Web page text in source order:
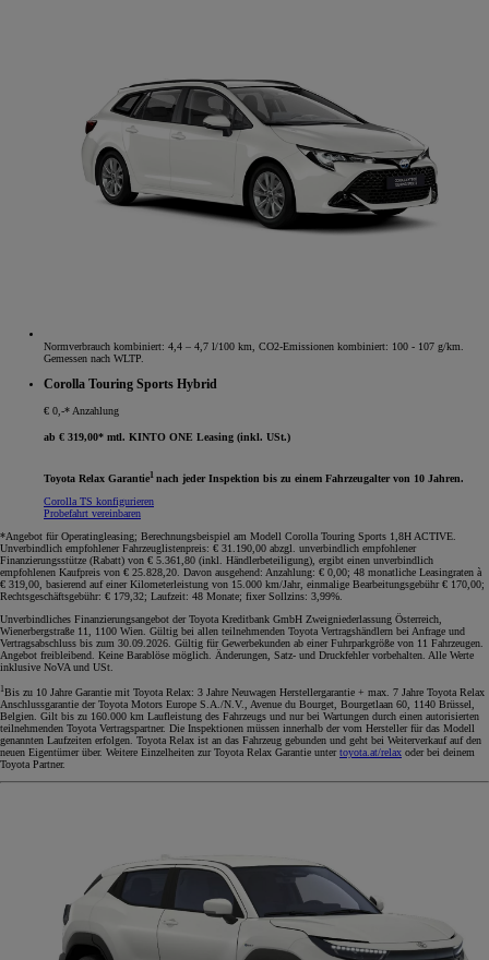
Normverbrauch kombiniert: 4,4 – 4,7 l/100 km, CO2-Emissionen kombiniert: 100 - 107 g/km.
Gemessen nach WLTP.
Corolla Touring Sports Hybrid
€ 0,-* Anzahlung
ab € 319,00* mtl. KINTO ONE Leasing (inkl. USt.)
Toyota Relax Garantie1 nach jeder Inspektion bis zu einem Fahrzeugalter von 10 Jahren.
Corolla TS konfigurieren
Probefahrt vereinbaren
*Angebot für Operatingleasing; Berechnungsbeispiel am Modell Corolla Touring Sports 1,8H ACTIVE.
Unverbindlich empfohlener Fahrzeuglistenpreis: € 31.190,00 abzgl. unverbindlich empfohlener
Finanzierungsstütze (Rabatt) von € 5.361,80 (inkl. Händlerbeteiligung), ergibt einen unverbindlich
empfohlenen Kaufpreis von € 25.828,20. Davon ausgehend: Anzahlung: € 0,00; 48 monatliche Leasingraten à
€ 319,00, basierend auf einer Kilometerleistung von 15.000 km/Jahr, einmalige Bearbeitungsgebühr € 170,00;
Rechtsgeschäftsgebühr: € 179,32; Laufzeit: 48 Monate; fixer Sollzins: 3,99%.
Unverbindliches Finanzierungsangebot der Toyota Kreditbank GmbH Zweigniederlassung Österreich,
Wienerbergstraße 11, 1100 Wien. Gültig bei allen teilnehmenden Toyota Vertragshändlern bei Anfrage und
Vertragsabschluss bis zum 30.09.2026. Gültig für Gewerbekunden ab einer Fuhrparkgröße von 11 Fahrzeugen.
Angebot freibleibend. Keine Barablöse möglich. Änderungen, Satz- und Druckfehler vorbehalten. Alle Werte
inklusive NoVA und USt.
1 Bis zu 10 Jahre Garantie mit Toyota Relax: 3 Jahre Neuwagen Herstellergarantie + max. 7 Jahre Toyota Relax
Anschlussgarantie der Toyota Motors Europe S.A./N.V., Avenue du Bourget, Bourgetlaan 60, 1140 Brüssel,
Belgien. Gilt bis zu 160.000 km Laufleistung des Fahrzeugs und nur bei Wartungen durch einen autorisierten
teilnehmenden Toyota Vertragspartner. Die Inspektionen müssen innerhalb der vom Hersteller für das Modell
genannten Laufzeiten erfolgen. Toyota Relax ist an das Fahrzeug gebunden und geht bei Weiterverkauf auf den
neuen Eigentümer über. Weitere Einzelheiten zur Toyota Relax Garantie untertoyota.at/relax oder bei deinem
Toyota Partner.